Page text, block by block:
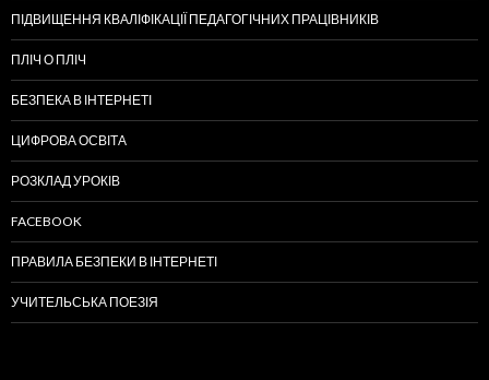
ПІДВИЩЕННЯ КВАЛІФІКАЦІЇ ПЕДАГОГІЧНИХ ПРАЦІВНИКІВ
ПЛІЧ О ПЛІЧ
БЕЗПЕКА В ІНТЕРНЕТІ
ЦИФРОВА ОСВІТА
РОЗКЛАД УРОКІВ
FACEBOOK
ПРАВИЛА БЕЗПЕКИ В ІНТЕРНЕТІ
УЧИТЕЛЬСЬКА ПОЕЗІЯ